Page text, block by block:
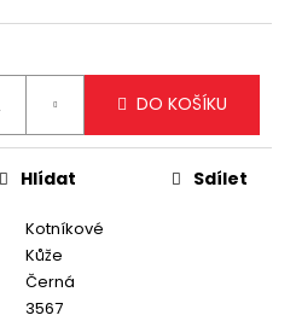
DO KOŠÍKU
Kotníkové
Kůže
Černá
3567
Hlídat Sdílet